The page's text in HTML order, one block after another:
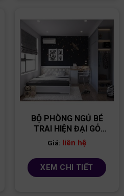
BỘ PHÒNG NGỦ BÉ
TRAI HIỆN ĐẠI GỖ
MDF PNBT08
Giá: liên hệ
XEM CHI TIẾT